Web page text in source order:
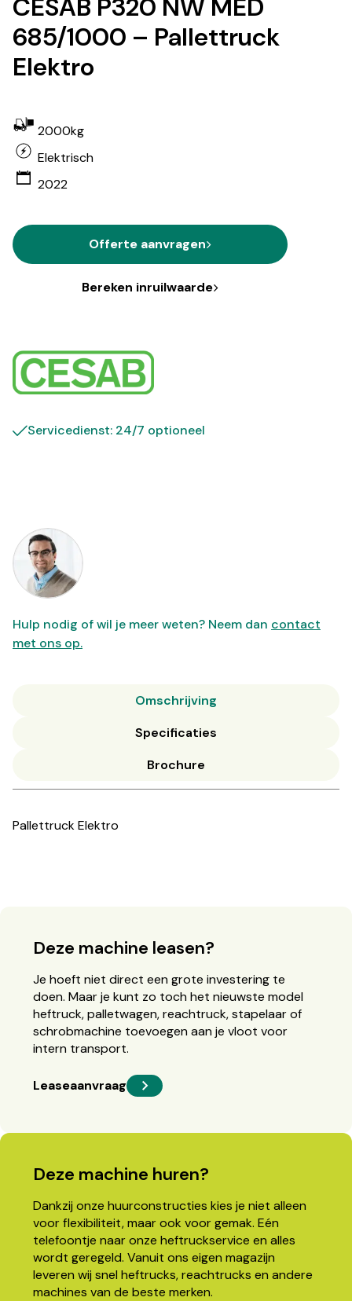
CESAB P320 NW MED
685/1000 – Pallettruck
Elektro
2000kg
Elektrisch
2022
Offerte aanvragen
Bereken inruilwaarde
Servicedienst: 24/7 optioneel
Hulp nodig of wil je meer weten? Neem dan contact
met ons op.
Omschrijving
Specificaties
Brochure
Pallettruck Elektro
Deze machine leasen?
Je hoeft niet direct een grote investering te
doen. Maar je kunt zo toch het nieuwste model
heftruck, palletwagen, reachtruck, stapelaar of
schrobmachine toevoegen aan je vloot voor
intern transport.
Leaseaanvraag
Deze machine huren?
Dankzij onze huurconstructies kies je niet alleen
voor flexibiliteit, maar ook voor gemak. Eén
telefoontje naar onze heftruckservice en alles
wordt geregeld. Vanuit ons eigen magazijn
leveren wij snel heftrucks, reachtrucks en andere
machines van de beste merken.